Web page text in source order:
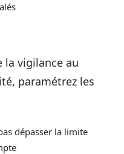
la vigilance au
paramétrez les
dépasser la limite